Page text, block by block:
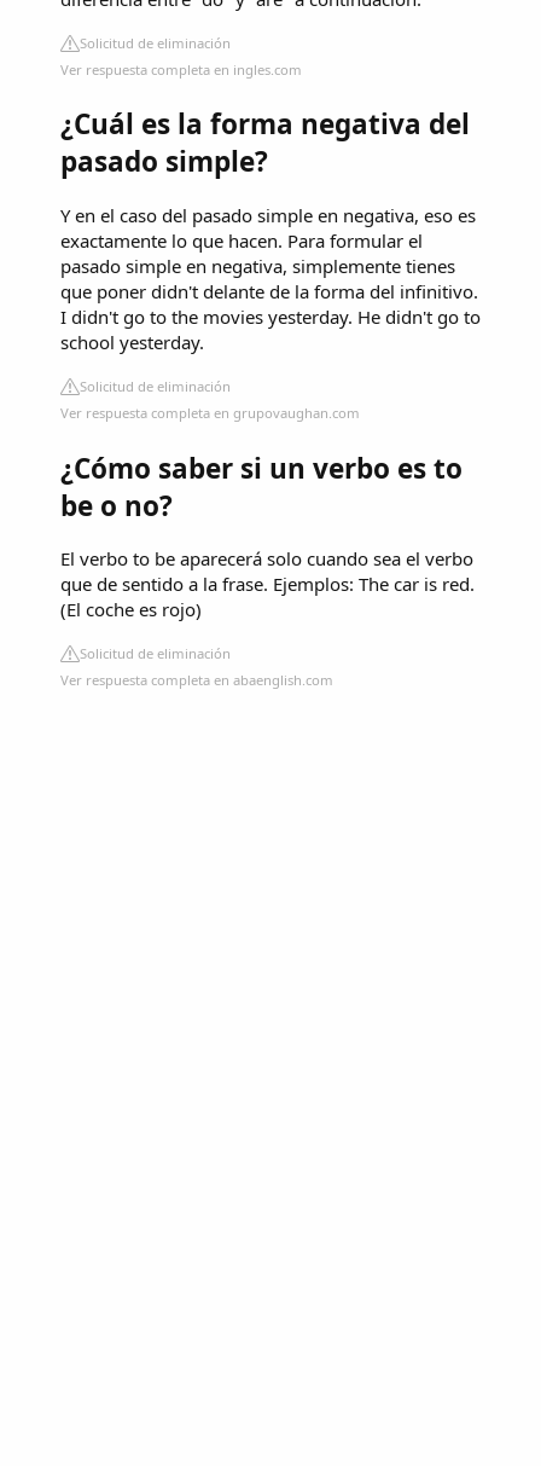
Solicitud de eliminación
Ver respuesta completa en ingles.com
¿Cuál es la forma negativa del
pasado simple?
Y en el caso del pasado simple en negativa, eso es
exactamente lo que hacen. Para formular el
pasado simple en negativa, simplemente tienes
que poner didn't delante de la forma del infinitivo.
I didn't go to the movies yesterday. He didn't go to
school yesterday.
Solicitud de eliminación
Ver respuesta completa en grupovaughan.com
¿Cómo saber si un verbo es to
be o no?
El verbo to be aparecerá solo cuando sea el verbo
que de sentido a la frase. Ejemplos: The car is red.
(El coche es rojo)
Solicitud de eliminación
Ver respuesta completa en abaenglish.com